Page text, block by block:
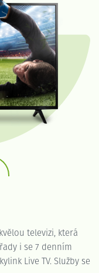
televizi, která
i se 7 denním
Live TV. Služby se